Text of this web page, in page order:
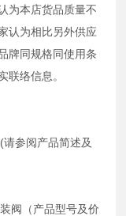
为本店货品质量不
认为相比另外供应
牌同规格同使用条
联络信息。
参阅产品简述及
阀（产品型号及价